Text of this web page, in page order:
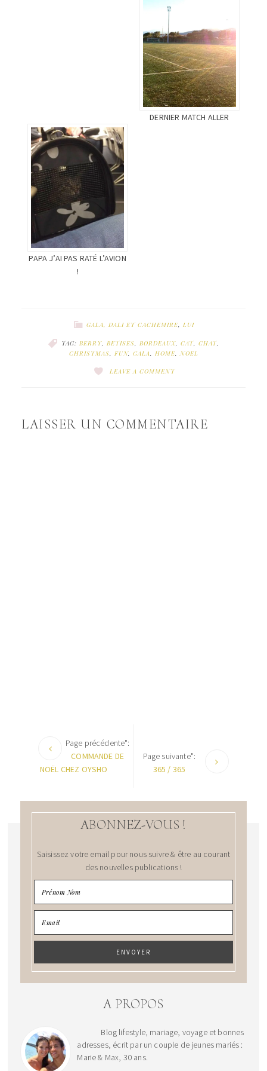
DERNIER MATCH ALLER
PAPA J’AI PAS RATÉ L’AVION
!
GALA, DALI ET CACHEMIRE LUI
TAG: BERRY BETISES BORDEAUX CAT CHAT
CHRISTMAS
FUN, GALA HOME, NOEL
LEAVE A COMMENT
LAISSER UN COMMENTAIRE
Page précédente":
COMMANDE DE
NOËL CHEZ OYSHO
Page suivante":
365 / 365
ABONNEZ-VOUS !
Saisissez votre email pour nous suivre & être au courant
des nouvelles publications !
A PROPOS
Blog lifestyle, mariage, voyage et bonnes
adresses, écrit par un couple de jeunes mariés :
Marie & Max, 30 ans.